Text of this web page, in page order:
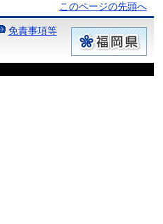
このページの先頭へ
免責事項等